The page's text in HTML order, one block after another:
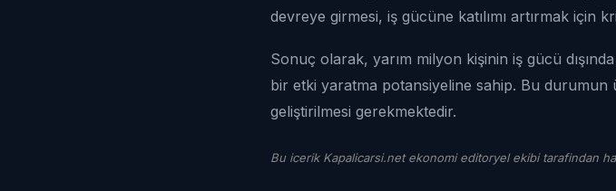
devreye girmesi, iş gücüne katılımı artırmak için
Sonuç olarak, yarım milyon kişinin iş gücü
bir etki yaratma potansiyeline sahip. Bu durumun
geliştirilmesi gerekmektedir.
Bu icerik Kapalicarsi.net ekonomi editoryel ekibi tarafindan